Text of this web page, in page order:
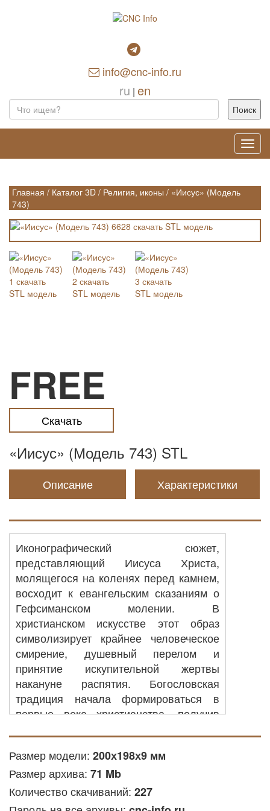
info@cnc-info.ru
ru | en
Главная / Каталог 3D / Религия, иконы / «Иисус» (Модель
743)
FREE
Скачать
«Иисус» (Модель 743) STL
Описание Характеристики
Иконографический сюжет,
представляющий Иисуса Христа,
молящегося на коленях перед камнем,
восходит к евангельским сказаниям о
Гефсиманском молении. В
христианском искусстве этот образ
символизирует крайнее человеческое
смирение, душевный перелом и
принятие искупительной жертвы
накануне распятия. Богословская
традиция начала формироваться в
первые века христианства, получив
рельефах. Перед подобными
изваяниями верующие возносят
молитвы о даровании духовных сил в
период тяжелых жизненных испытаний,
Размер модели: 200х198х9 мм
Размер архива: 71 Mb
Количество скачиваний: 227